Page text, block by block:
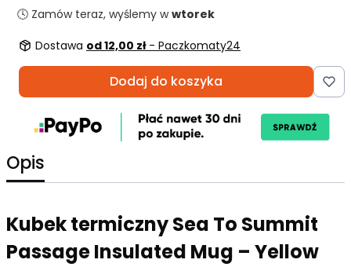
🕓 Zamów teraz, wyślemy wwtorek
Dostawa od 12,00 zł - Paczkomaty24
Dodaj do koszyka
Opis
Kubek termiczny Sea To Summit
Passage Insulated Mug – Yellow